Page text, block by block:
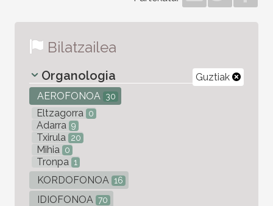
Bilatzailea
Guztiak
Organologia
AEROFONOA 30
Eltzagorra 0
Adarra 9
Txirula 20
Mihia 0
Tronpa 1
KORDOFONOA 16
IDIOFONOA 70